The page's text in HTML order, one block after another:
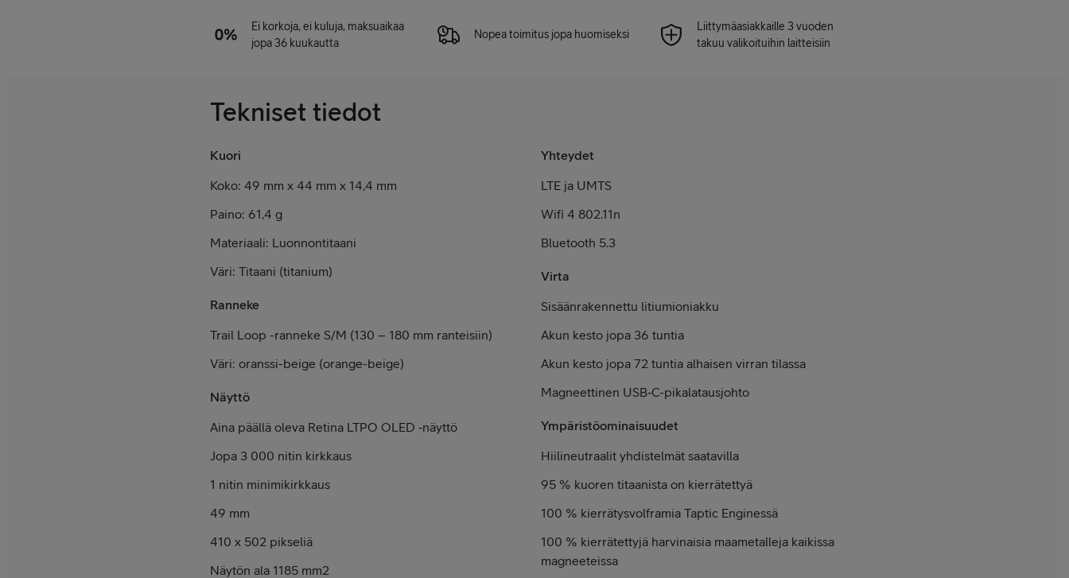
Ei korkoja, ei kuluja, maksuaikaa
jopa 36 kuukautta
Nopea toimitus jopa huomiseksi
Liittymäasiakkaille 3 vuoden
takuu valikoituihin laitteisiin
Tekniset tiedot
Kuori
Koko: 49 mm x 44 mm x 14,4 mm
Paino: 61,4 g
Materiaali: Luonnontitaani
Väri: Titaani (titanium)
Ranneke
Trail Loop -ranneke S/M (130 – 180 mm ranteisiin)
Väri: oranssi-beige (orange-beige)
Näyttö
Aina päällä oleva Retina LTPO OLED ‑näyttö
Jopa 3 000 nitin kirkkaus
1 nitin minimikirkkaus
49 mm
410 x 502 pikseliä
Näytön ala 1185 mm2
Yhteydet
LTE ja UMTS
Wifi 4 802.11n
Bluetooth 5.3
Virta
Sisäänrakennettu litium­ioniakku
Akun kesto jopa 36 tuntia
Akun kesto jopa 72 tuntia alhaisen virran tilassa
Magneettinen USB‑C-pikalataus­johto
Ympäristöominaisuudet
Hiilineutraalit yhdistelmät saatavilla
95 % kuoren titaanista on kierrätettyä
100 % kierrätysvolframia Taptic Enginessä
100 % kierrätettyjä harvinaisia maametalleja kaikissa
magneeteissa